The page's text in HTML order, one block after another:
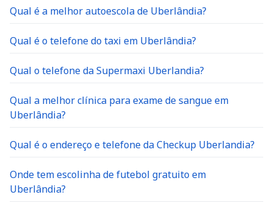
Qual é a melhor autoescola de Uberlândia?
Qual é o telefone do taxi em Uberlândia?
Qual o telefone da Supermaxi Uberlandia?
Qual a melhor clínica para exame de sangue em
Uberlândia?
Qual é o endereço e telefone da Checkup Uberlandia?
Onde tem escolinha de futebol gratuito em
Uberlândia?